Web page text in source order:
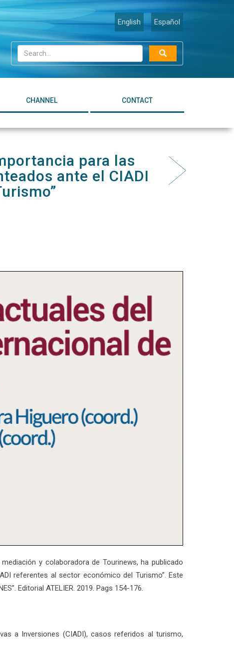
Español
English
CHANNEL CONTACT
para las
ante el CIADI
y colaboradora de Tourinews, ha publicado
referentes al sector económico del Turismo”. Este
Editorial ATELIER. 2019. Pags 154-176.
a Inversiones (CIADI), casos referidos al turismo,